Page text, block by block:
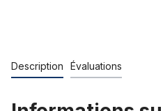
Description Évaluations